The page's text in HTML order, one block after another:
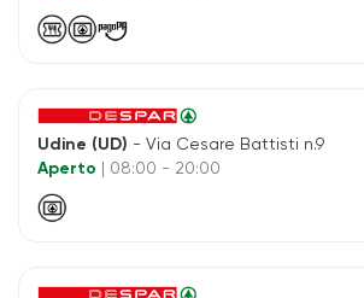
Udine (UD) - Via Cesare Battisti n.9
Aperto
| 08:00 - 20:00